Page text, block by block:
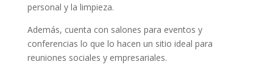
personal y la limpieza.
Además, cuenta con salones para eventos y
conferencias lo que lo hacen un sitio ideal para
reuniones sociales y empresariales.